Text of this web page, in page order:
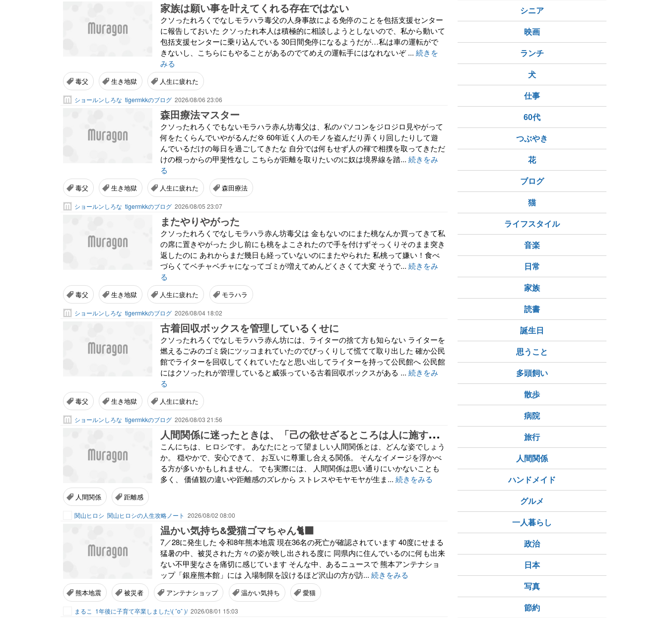
家族は願い事を叶えてくれる存在ではない
クソったれろくでなしモラハラ毒父の人身事故による免停のことを包括支援センター
に報告しておいた クソったれ本人は積極的に相談しようとしないので、私から動いて
包括支援センターに乗り込んでいる 30日間免停になるようだが…私は車の運転がで
きないし、こちらにもやることがあるのでてめえの運転手にはなれないぞ ... 続きを
みる
毒父 生き地獄 人生に疲れた
ショールンしろな tigermkkのブログ 2026/08/06 23:06
森田療法マスター
クソったれろくでもないモラハラ赤ん坊毒父は、私のパソコンをジロジロ見やがって
何をたくらんでいやがるんだ💢 60年近く人のモノを盗んだり弄くり回したりして遊
んでいるだけの毎日を過ごしてきたな 自分では何もせず人の褌で相撲を取ってきただ
けの根っからの甲斐性なし こちらが距離を取りたいのに奴は境界線を踏... 続きをみ
る
毒父 生き地獄 人生に疲れた 森田療法
ショールンしろな tigermkkのブログ 2026/08/05 23:07
またやりやがった
クソったれろくでなしモラハラ赤ん坊毒父は 金もないのにまた桃なんか買ってきて私
の席に置きやがった 少し前にも桃をよこされたので手を付けずそっくりそのまま突き
返したのに あれからまだ幾日も経っていないのにまたやられた 私桃って嫌い！食べ
づらくてベチャベチャになってゴミが増えてめんどくさくて大変 そうで... 続きをみ
る
毒父 生き地獄 人生に疲れた モラハラ
ショールンしろな tigermkkのブログ 2026/08/04 18:02
古着回収ボックスを管理しているくせに
クソったれろくでなしモラハラ赤ん坊には、ライターの捨て方も知らない ライターを
燃えるごみのゴミ袋にツッコまれていたのでびっくりして慌てて取り出した 確か公民
館でライターを回収してくれていたなと思い出してライターを持って公民館へ 公民館
にはクソったれが管理していると威張っている古着回収ボックスがある ... 続きをみ
る
毒父 生き地獄 人生に疲れた
ショールンしろな tigermkkのブログ 2026/08/03 21:56
人
間関係に迷ったときは、「己の欲せざるところは人に施すなかれ」に立ち返る
こんにちは、ヒロシです。 あなたにとって望ましい人間関係とは、どんな姿でしょう
か。 穏やかで、安心できて、 お互いに尊重し合える関係。 そんなイメージを浮かべ
る方が多いかもしれません。 でも実際には、 人間関係は思い通りにいかないことも
多く、 価値観の違いや距離感のズレから ストレスやモヤモヤが生ま... 続きをみる
人間関係 距離感
関山ヒロシ 関山ヒロシの人生攻略ノート 2026/08/02 08:00
温かい気持ち&愛猫ゴマちゃん🐈‍⬛
7／28に発生した 令和8年熊本地震 現在36名の死亡が確認されています 40度にせまる
猛暑の中、被災された方々の姿が映し出される度に 同県内に住んでいるのに何も出来
ない不甲斐なさを痛切に感じています そんな中、あるニュースで 熊本アンテナショ
ップ「銀座熊本館」には 入場制限を設けるほど沢山の方が訪... 続きをみる
熊本地震 被災者 アンテナショップ 温かい気持ち 愛猫
まるこ 1年後に子育て卒業しました\( ˆoˆ )/ 2026/08/01 15:03
シニア
映画
ランチ
犬
仕事
60代
つぶやき
花
ブログ
猫
ライフスタイル
音楽
日常
家族
読書
誕生日
思うこと
多頭飼い
散歩
病院
旅行
人間関係
ハンドメイド
グルメ
一人暮らし
政治
日本
写真
節約